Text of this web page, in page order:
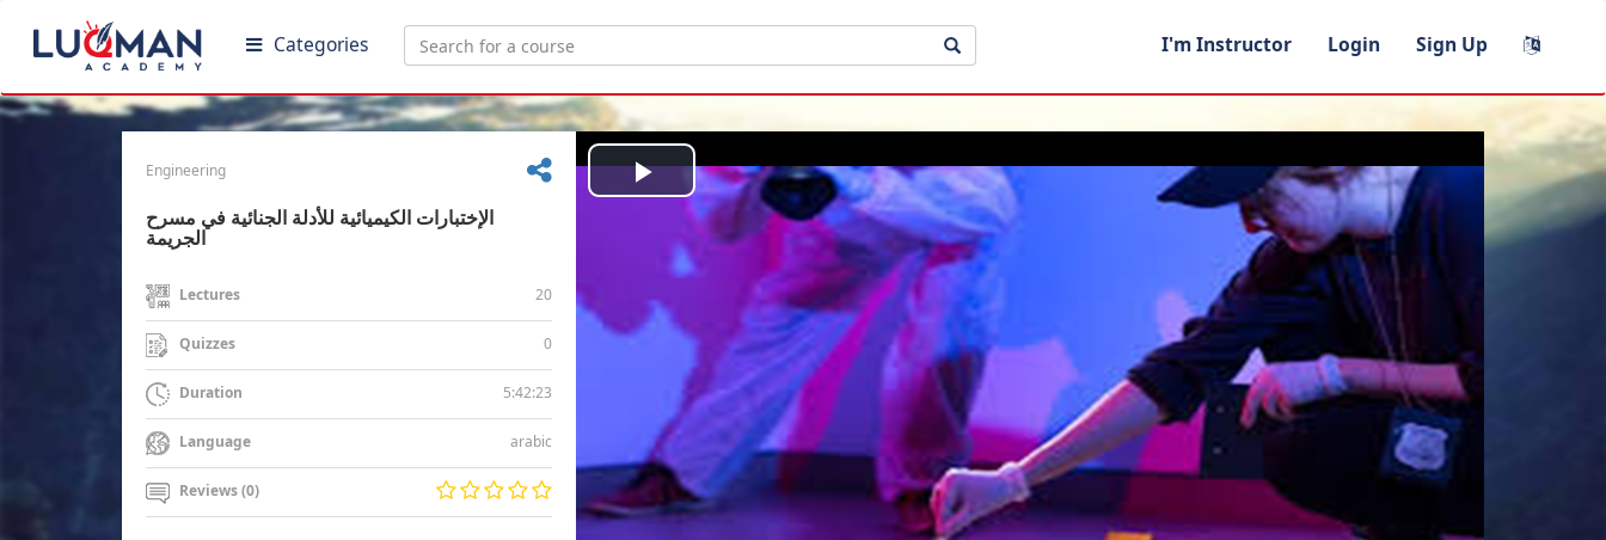
Categories I'm Instructor Login Sign Up
Engineering
الإختبارات الكيميائية للأدلة الجنائية في مسرح
الجريمة
Lectures 20
Quizzes 0
Duration 5:42:23
Language arabic
Reviews (0)
Play
Video